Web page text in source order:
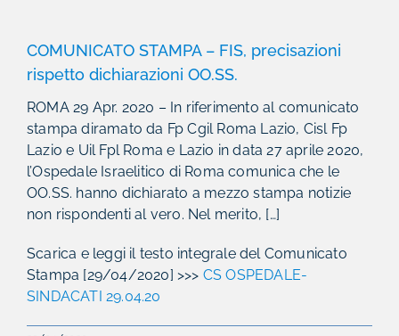
COMUNICATO STAMPA – FIS, precisazioni
rispetto dichiarazioni OO.SS.
ROMA 29 Apr. 2020 – In riferimento al comunicato
stampa diramato da Fp Cgil Roma Lazio, Cisl Fp
Lazio e Uil Fpl Roma e Lazio in data 27 aprile 2020,
l’Ospedale Israelitico di Roma comunica che le
OO.SS. hanno dichiarato a mezzo stampa notizie
non rispondenti al vero. Nel merito, […]
Scarica e leggi il testo integrale del Comunicato
Stampa [29/04/2020] >>> CS OSPEDALE-
SINDACATI 29.04.20